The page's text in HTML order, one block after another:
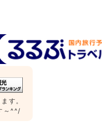
す。
～^^/